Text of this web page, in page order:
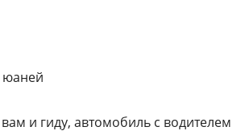
юаней
и гиду, автомобиль с водителем